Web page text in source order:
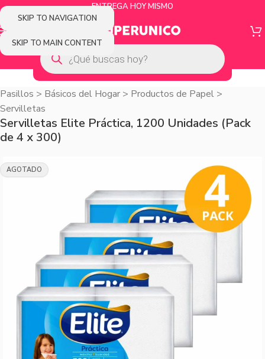
SKIP TO NAVIGATION
SKIP TO MAIN CONTENT
ENTREGA HOY MISMO
Pasillos > Básicos del Hogar > Productos de Papel >
Servilletas
Servilletas Elite Práctica, 1200 Unidades (Pack
de 4 x 300)
AGOTADO